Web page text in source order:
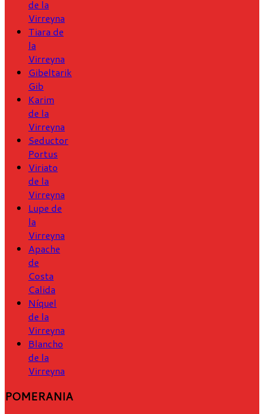
de la
Virreyna
Tiara de
la
Virreyna
Gibeltarik
Gib
Karim
de la
Virreyna
Seductor
Portus
Viriato
de la
Virreyna
Lupe de
la
Virreyna
Apache
de
Costa
Calida
Níquel
de la
Virreyna
Blancho
de la
Virreyna
POMERANIA